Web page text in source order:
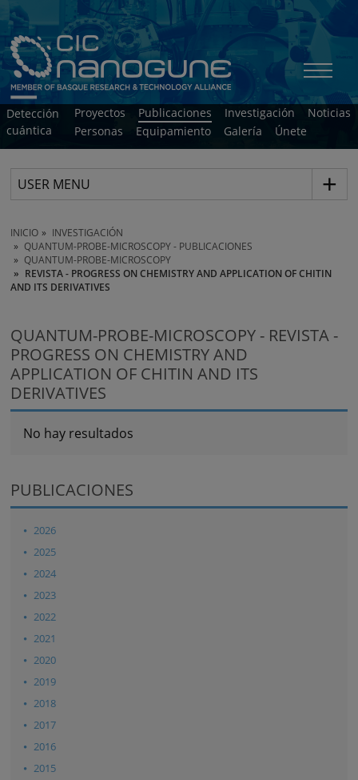
Detección
cuántica
Proyectos Publicaciones Investigación
Noticias
Personas
Equipamiento Galería Únete
USER MENU
INICIO
INVESTIGACIÓN
QUANTUM-PROBE-MICROSCOPY - PUBLICACIONES
QUANTUM-PROBE-MICROSCOPY
REVISTA - PROGRESS ON CHEMISTRY AND APPLICATION OF CHITIN
AND ITS DERIVATIVES
QUANTUM-PROBE-MICROSCOPY - REVISTA -
PROGRESS ON CHEMISTRY AND
APPLICATION OF CHITIN AND ITS
DERIVATIVES
No hay resultados
PUBLICACIONES
2026
2025
2024
2023
2022
2021
2020
2019
2018
2017
2016
2015